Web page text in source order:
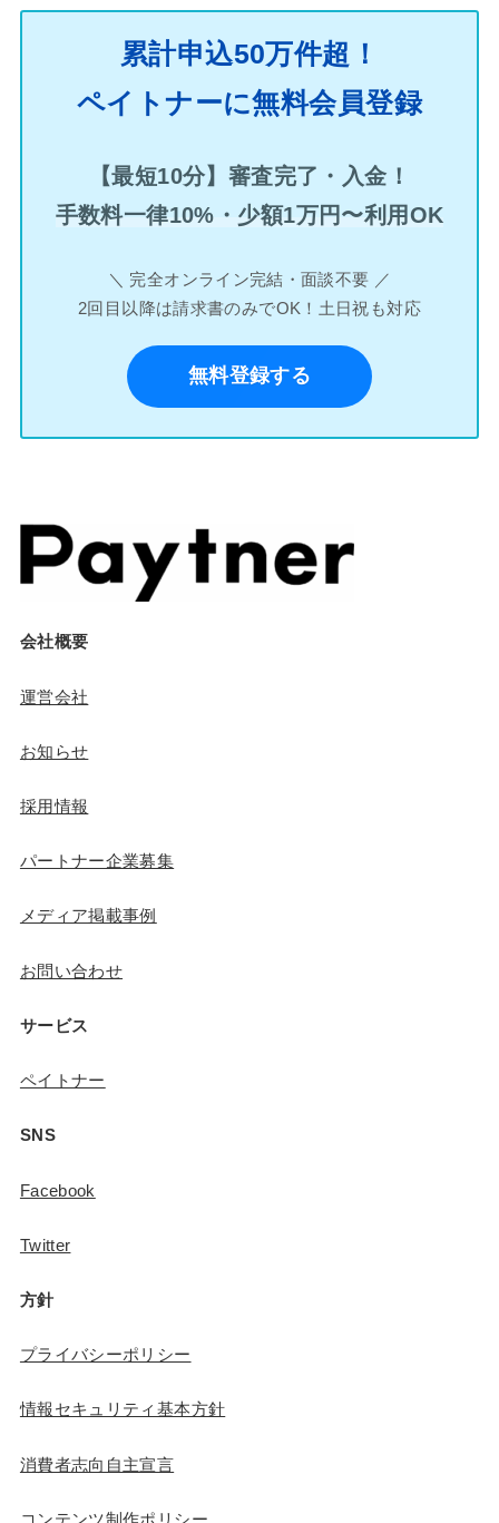
累計申込50万件超！
ペイトナーに無料会員登録
【最短10分】審査完了・入金！
手数料一律10%・少額1万円〜利用OK
＼ 完全オンライン完結・面談不要 ／
2回目以降は請求書のみでOK！土日祝も対応
無料登録する
会社概要
運営会社
お知らせ
採用情報
パートナー企業募集
メディア掲載事例
お問い合わせ
サービス
ペイトナー
SNS
Facebook
Twitter
方針
プライバシーポリシー
情報セキュリティ基本方針
消費者志向自主宣言
コンテンツ制作ポリシー